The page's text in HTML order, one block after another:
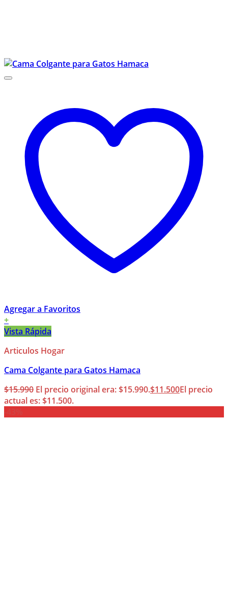
Agregar a Favoritos
+
Vista Rápida
Articulos Hogar
Cama Colgante para Gatos Hamaca
$15.990 El precio original era: $15.990.$11.500El precio
actual es: $11.500.